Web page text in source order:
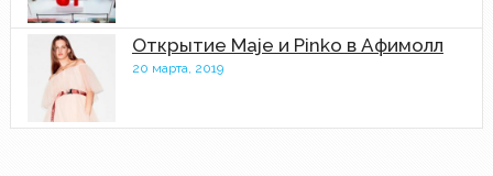
Открытие Maje и Pinko в Афимолл
20 марта, 2019